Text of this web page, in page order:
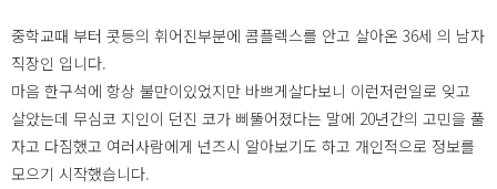
중학교때 부터 콧등의 휘어진부분에 콤플렉스를 안고 살아온 36세 의 남자
직장인 입니다.
마음 한구석에 항상 불만이있었지만 바쁘게살다보니 이런저런일로 잊고
살았는데 무심코 지인이 던진 코가 삐뚤어졌다는 말에 20년간의 고민을 풀
자고 다짐했고 여러사람에게 넌즈시 알아보기도 하고 개인적으로 정보를
모으기 시작했습니다.